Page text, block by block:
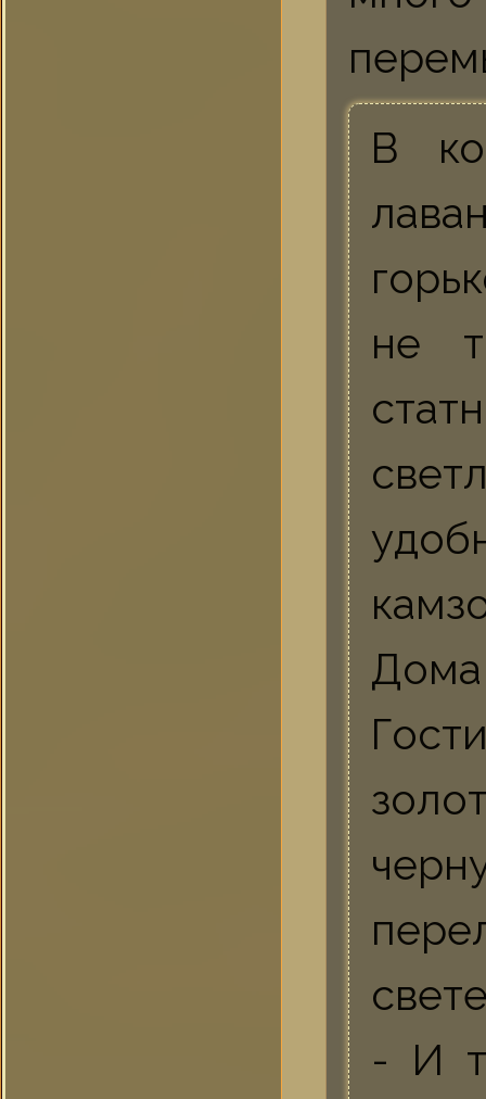
В
не
Дома
- И